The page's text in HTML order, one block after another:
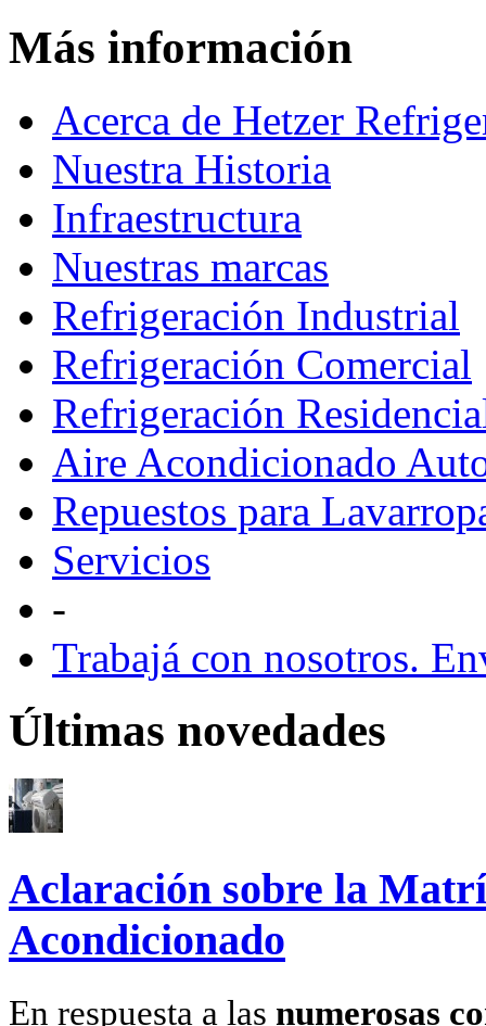
Más información
Acerca de Hetzer
Nuestra Historia
Infraestructura
Nuestras marcas
Refrigeración Industrial
Refrigeración Comercial
Refrigeración
Aire Acondicionado
Repuestos para
Servicios
-
Trabajá con nosotros.
Últimas novedades
Aclaración sobre la
Acondicionado
En respuesta a las numerosas